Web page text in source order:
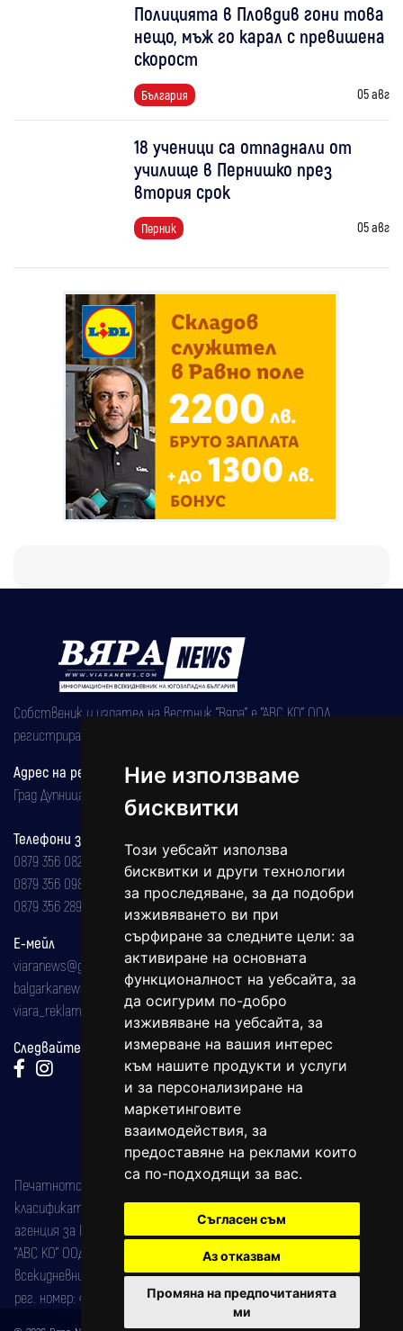
Ние използваме
бисквитки
Този уебсайт използва
бисквитки и други технологии
за проследяване, за да подобри
изживяването ви при
сърфиране за следните цели: за
активиране на основната
функционалност на уебсайта, за
да осигурим по-добро
изживяване на уебсайта, за
измерване на вашия интерес
към нашите продукти и услуги
и за персонализиране на
маркетинговите
взаимодействия, за
предоставяне на реклами които
са по-подходящи за вас.
Съгласен съм
Аз отказвам
Промяна на предпочитанията
ми
Полицията в Пловдив гони това
нещо, мъж го карал с превишена
скорост
България 05 авг
18 ученици са отпаднали от
училище в Пернишко през
втория срок
Перник 05 авг
Собственик и издател на вестник "Вяра" е "АВС КО" ООД,
регистрирана на 08.05.2002 година.
Адрес на редакцията
Град Дупница, ул.''Христо Ботев" 43
Телефони за реклама и абонаменти
0879 356 082
0879 356 098
0879 356 289
Е-мейл
viaranews@gmail.com
balgarkanews@gmail.com
viara_reklama@mail.bg
Следвайте ни:
Печатното издание на вестника е регистрирано в националния
класификатор на печатните издания (Българска национална
агенция за ISSN) под номер: ISSN 1312-4722.
"АВС КО" ООД е притежател на марката: Вяра информационен
всекидневник на югозападна България, със свидетелство за марка
рег. номер: 47857/11.05.2004 година.